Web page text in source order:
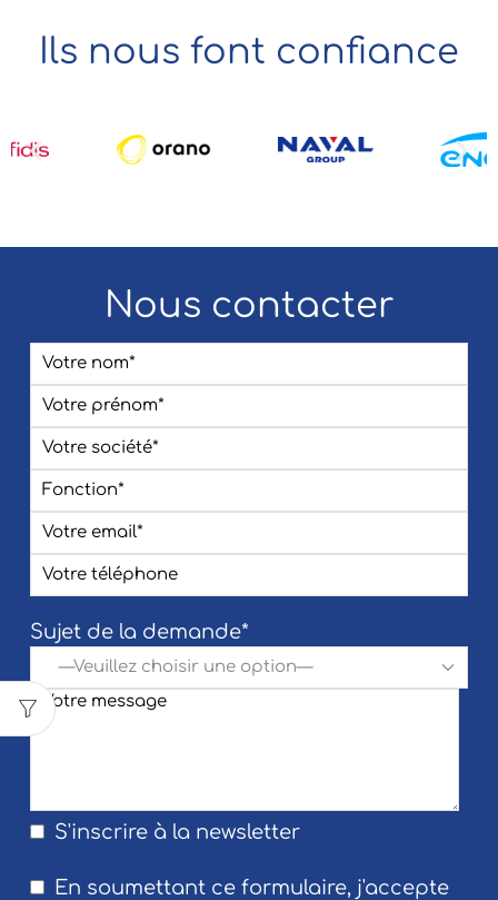
Ils nous font confiance
Nous contacter
Sujet de la demande*
S'inscrire à la newsletter
En soumettant ce formulaire, j'accepte